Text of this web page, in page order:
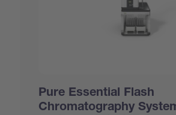
Pure Essential Flash
Chromatography